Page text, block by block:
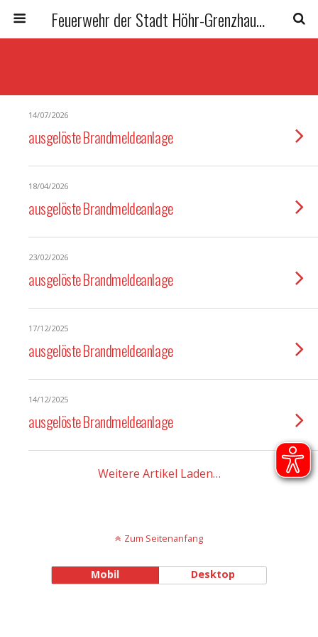
Feuerwehr der Stadt Höhr-Grenzhausen
14/07/2026
ausgelöste Brandmeldeanlage
18/04/2026
ausgelöste Brandmeldeanlage
23/02/2026
ausgelöste Brandmeldeanlage
17/12/2025
ausgelöste Brandmeldeanlage
14/12/2025
ausgelöste Brandmeldeanlage
Weitere Artikel Laden…
Zum Seitenanfang
Mobil Desktop